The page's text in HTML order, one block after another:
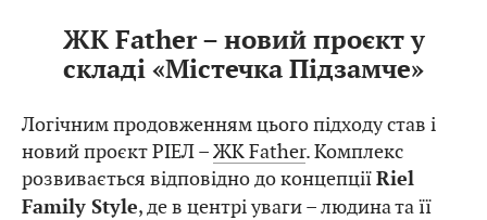
ЖК Father – новий проєкт у
складі «Містечка Підзамче»
Логічним продовженням цього підходу став і
новий проєкт РІЕЛ –ЖК Father. Комплекс
розвивається відповідно до концепціїRiel
Family Style, де в центрі уваги – людина та її